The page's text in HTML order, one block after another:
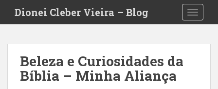
i
Dionei Cleber Vieira – Blog
Beleza e Curiosidades da
Bíblia – Minha Aliança